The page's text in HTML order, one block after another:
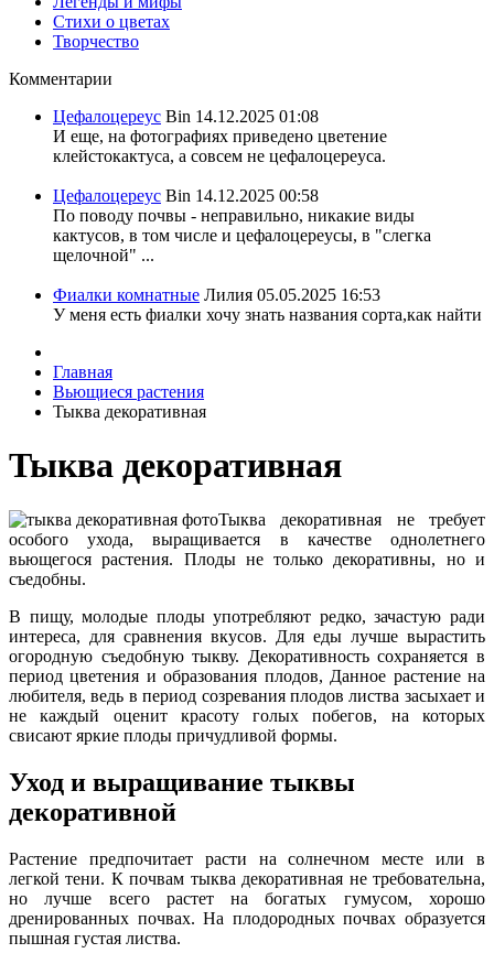
Стихи о цветах
Творчество
Комментарии
Цефалоцереус Bin 14.12.2025 01:08
И еще, на фотографиях приведено цветение
клейстокактуса, а совсем не цефалоцереуса.
Цефалоцереус Bin 14.12.2025 00:58
По поводу почвы - неправильно, никакие виды
кактусов, в том числе и цефалоцереусы, в "слегка
щелочной" ...
Фиалки комнатные Лилия 05.05.2025 16:53
У меня есть фиалки хочу знать названия сорта,как найти
Главная
Вьющиеся растения
Тыква декоративная
Тыква декоративная
Тыква декоративная не требует
особого ухода, выращивается в качестве однолетнего
вьющегося растения. Плоды не только декоративны, но и
съедобны.
В пищу, молодые плоды употребляют редко, зачастую ради
интереса, для сравнения вкусов. Для еды лучше вырастить
огородную съедобную тыкву. Декоративность сохраняется в
период цветения и образования плодов, Данное растение на
любителя, ведь в период созревания плодов листва засыхает и
не каждый оценит красоту голых побегов, на которых
свисают яркие плоды причудливой формы.
Уход и выращивание тыквы
декоративной
Растение предпочитает расти на солнечном месте или в
легкой тени. К почвам тыква декоративная не требовательна,
но лучше всего растет на богатых гумусом, хорошо
дренированных почвах. На плодородных почвах образуется
пышная густая листва.